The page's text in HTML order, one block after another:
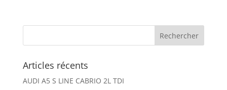
Articles récents
AUDI A5 S LINE CABRIO 2L TDI